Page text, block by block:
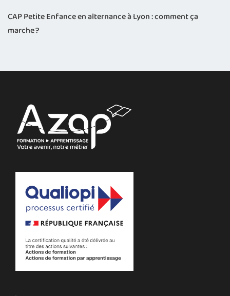
CAP Petite Enfance en alternance à Lyon : comment ça
marche ?